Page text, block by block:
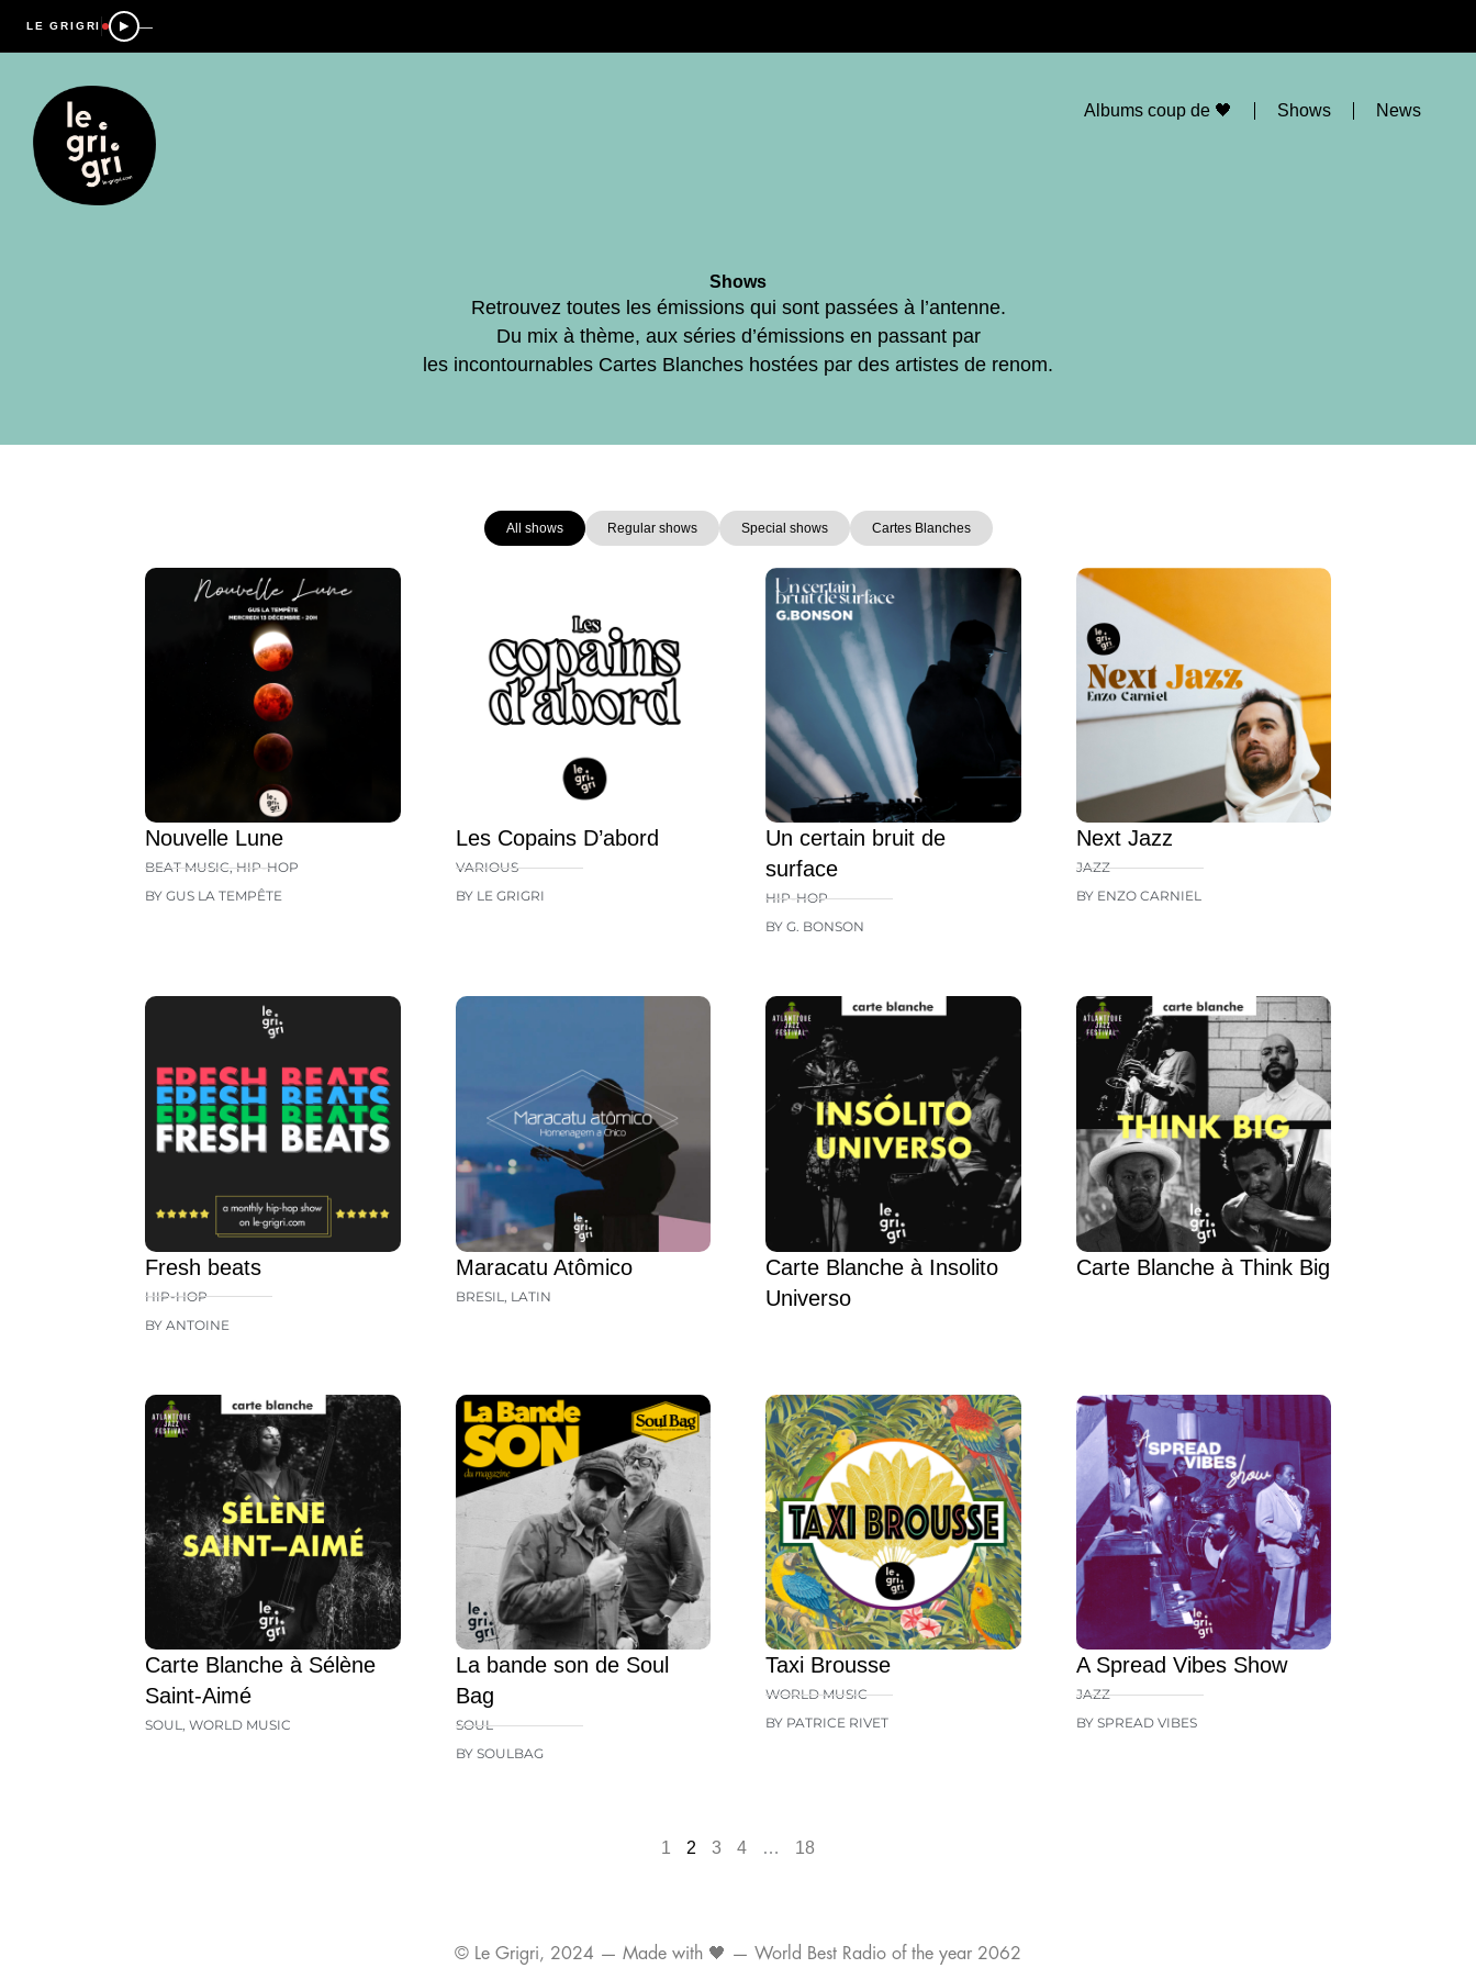
LE GRIGRI —
Albums coup de 🖤 Shows News
Shows
Retrouvez toutes les émissions qui sont passées à l’antenne.
Du mix à thème, aux séries d’émissions en passant par
les incontournables Cartes Blanches hostées par des artistes de renom.
All shows Regular shows Special shows Cartes Blanches
Nouvelle Lune
BEAT MUSIC,HIP-HOP
BY GUS LA TEMPÊTE
Les Copains D’abord
VARIOUS
BY LE GRIGRI
Un certain bruit de
surface
HIP-HOP
BY G. BONSON
Next Jazz
JAZZ
BY ENZO CARNIEL
Fresh beats
HIP-HOP
BY ANTOINE
Maracatu Atômico
BRESIL LATIN
Carte Blanche à Insolito
Universo
Carte Blanche à Think Big
Carte Blanche à Sélène
Saint-Aimé
SOUL, WORLD MUSIC
La bande son de Soul
Bag
SOUL
BY SOULBAG
Taxi Brousse
WORLD MUSIC
BY PATRICE RIVET
A Spread Vibes Show
JAZZ
BY SPREAD VIBES
1 2 3
Page
4 …
Page
18
© Le Grigri, 2024 — Made with 🖤 — World Best Radio of the year 2062